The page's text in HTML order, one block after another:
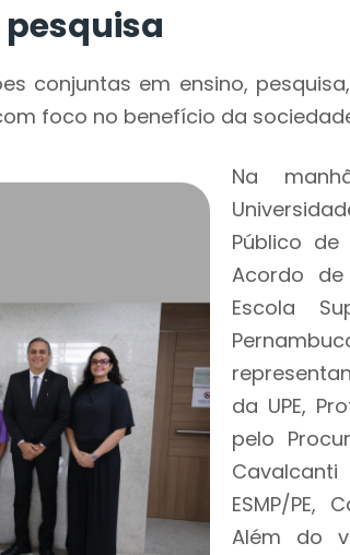
pesquisa
conjuntas em ensino,
foco no benefício da
Na
Público de
Acordo
Escola
da UPE,
pelo
ESMP/PE,
Além do